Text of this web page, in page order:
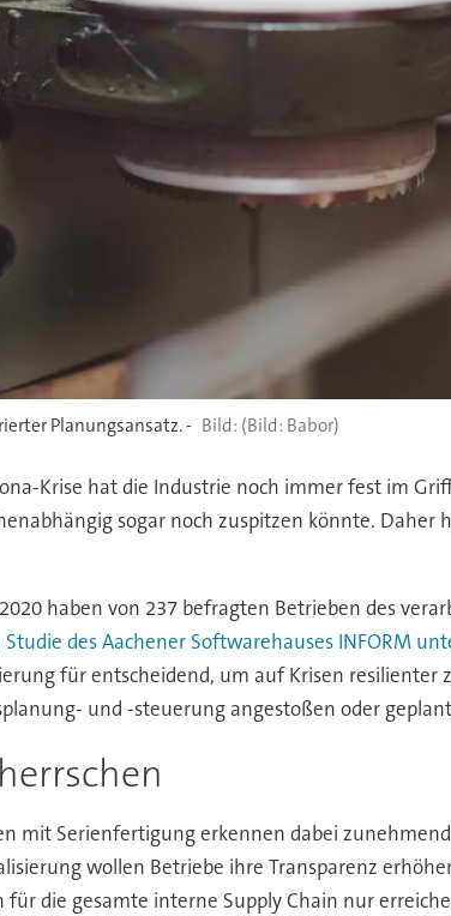
Planungsansatz. - (Bild: Babor)
Krise hat die Industrie noch immer fest im
sogar noch zuspitzen könnte. Daher
haben von 237 befragten Betrieben des
des Aachener Softwarehauses INFORM
für entscheidend, um auf Krisen resilienter
und -steuerung angestoßen oder
mit Serienfertigung erkennen dabei
wollen Betriebe ihre Transparenz
für die gesamte interne Supply Chain nur